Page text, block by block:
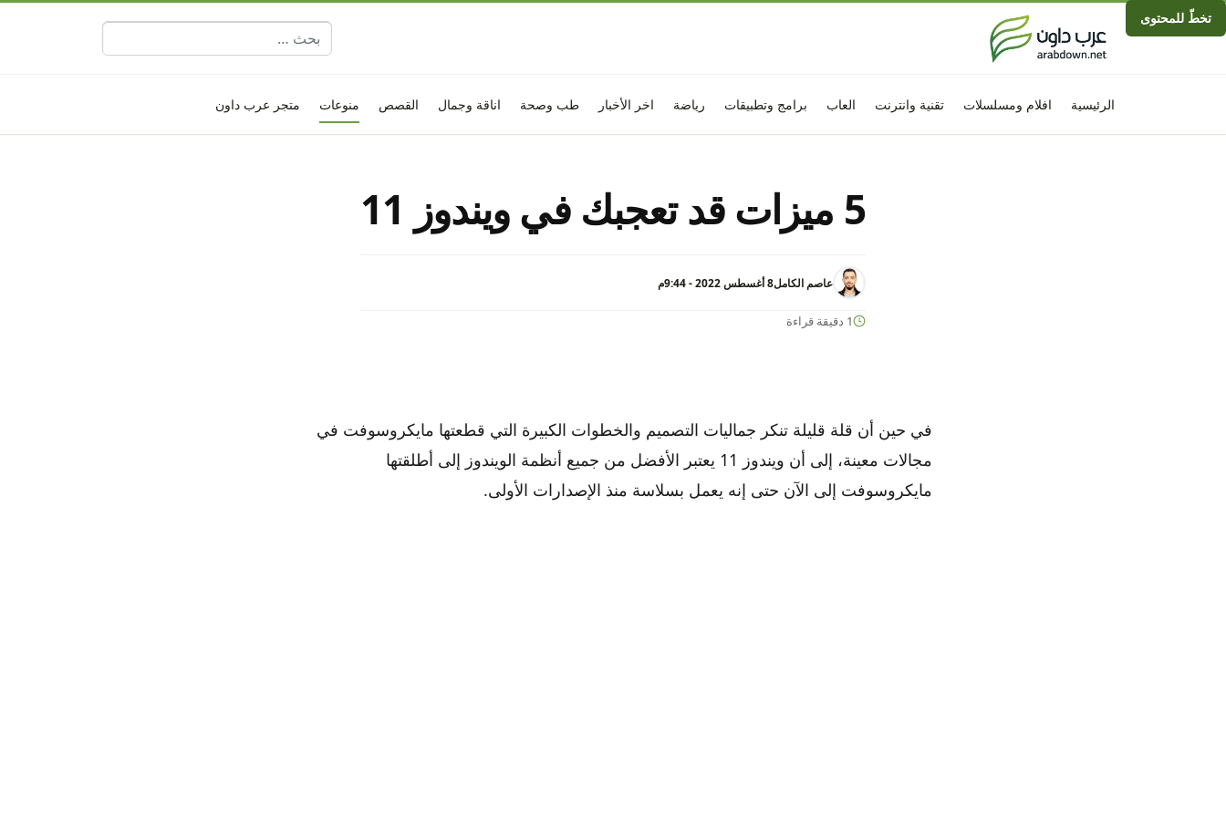
تخطّ للمحتوى
البحث عن:
الرئيسية افلام ومسلسلات تقنية وانترنت العاب برامج وتطبيقات رياضة اخر الأخبار طب وصحة اناقة وجمال القصص منوعات متجر عرب داون
5 ميزات قد تعجبك في ويندوز 11
عاصم الكامل8 أغسطس 2022 - 9:44م
1 دقيقة قراءة
في حين أن قلة قليلة تنكر جماليات التصميم والخطوات الكبيرة التي قطعتها مايكروسوفت في
مجالات معينة، إلى أن ويندوز 11 يعتبر الأفضل من جميع أنظمة الويندوز إلى أطلقتها
مايكروسوفت إلى الآن حتى إنه يعمل بسلاسة منذ الإصدارات الأولى.